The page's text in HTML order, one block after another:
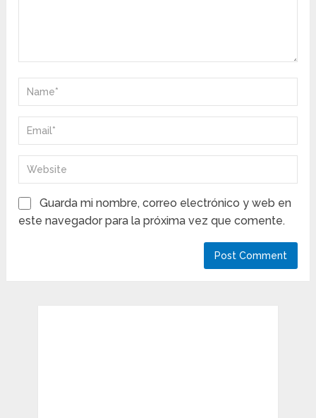
Guarda mi nombre, correo electrónico y web en
este navegador para la próxima vez que comente.